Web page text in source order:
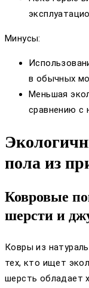
Минусы:
в обычных
Меньшая
сравнению с
пола из
Ковровые
шерсти и
Ковры из
тех, кто ищет
шерсть обладает